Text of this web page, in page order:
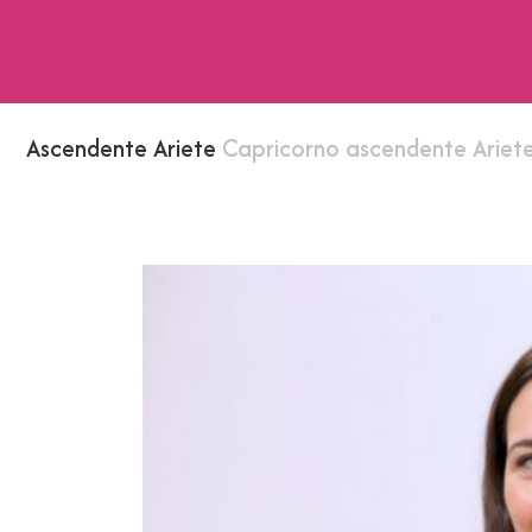
Ascendente Ariete Capricorno ascendente